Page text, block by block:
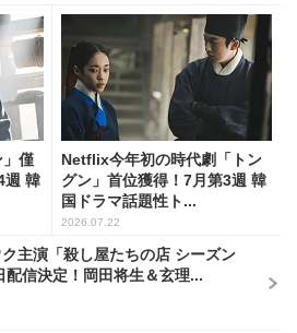
僅
週 韓
Netflix今年初の時代劇「トン
グン」首位獲得！7月第3週 韓
国ドラマ話題性ト...
2026.07.22
主演「殺し屋たちの店 シーズン
配信決定！岡田将生＆玄理...